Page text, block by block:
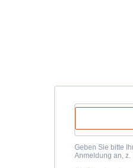
Geben Sie bitte
Anmeldung an, z.